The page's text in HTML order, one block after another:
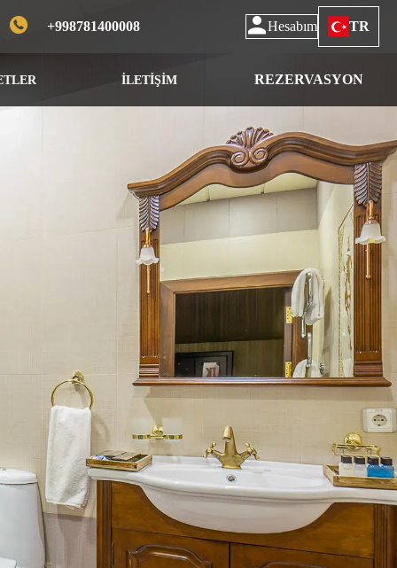
+998781400008 Hesabım TR
İLETİŞİM REZERVASYON